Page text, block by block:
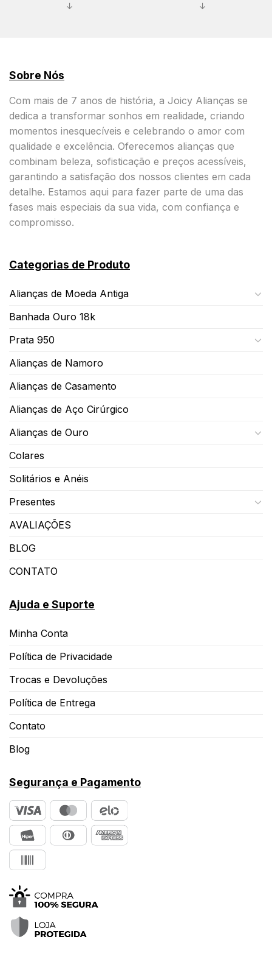
↓
↓
Sobre Nós
Com mais de 7 anos de história, a Joicy Alianças se
dedica a transformar sonhos em realidade, criando
momentos inesquecíveis e celebrando o amor com
qualidade e excelência. Oferecemos alianças que
combinam beleza, sofisticação e preços acessíveis,
garantindo a satisfação dos nossos clientes em cada
detalhe. Estamos aqui para fazer parte de uma das
fases mais especiais da sua vida, com confiança e
compromisso.
Categorias de Produto
Alianças de Moeda Antiga
Banhada Ouro 18k
Prata 950
Alianças de Namoro
Alianças de Casamento
Alianças de Aço Cirúrgico
Alianças de Ouro
Colares
Solitários e Anéis
Presentes
AVALIAÇÕES
BLOG
CONTATO
Ajuda e Suporte
Minha Conta
Política de Privacidade
Trocas e Devoluções
Política de Entrega
Contato
Blog
Segurança e Pagamento